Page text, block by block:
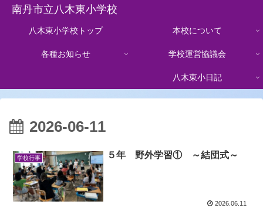
南丹市立八木東小学校
八木東小学校トップ 本校について
各種お知らせ 学校運営協議会
八木東小日記
2026-06-11
学校行事 ５年 野外学習① ～結団式～
2026.06.11